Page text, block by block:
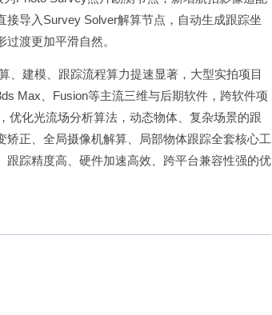
导入Survey Solver解算节点，自动生成跟踪坐
渡更加平滑自然。
、建模、跟踪流程算力提速显著，大型实拍项目
Max、Fusion等主流三维与后期软件，跨软件项
优化光流场分析算法，动态物体、复杂场景的跟
正、全局摄像机解算、局部物体跟踪全套核心工
踪精度高、硬件加速高效、跨平台兼容性强的优